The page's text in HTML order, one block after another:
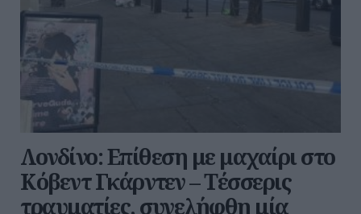
Λονδίνο: Επίθεση με μαχαίρι στο
Κόβεντ Γκάρντεν – Τέσσερις
τραυματίες, συνελήφθη μία